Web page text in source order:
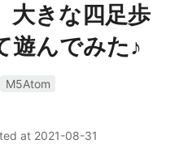
大きな四足歩
遊んでみた♪
M5Atom
at 2021-08-31